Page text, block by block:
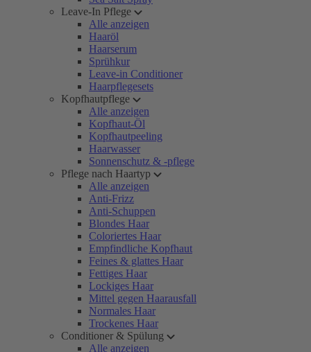
Leave-In Pflege
Alle anzeigen
Haaröl
Haarserum
Sprühkur
Leave-in Conditioner
Haarpflegesets
Kopfhautpflege
Alle anzeigen
Kopfhaut-Öl
Kopfhautpeeling
Haarwasser
Sonnenschutz & -pflege
Pflege nach Haartyp
Alle anzeigen
Anti-Frizz
Anti-Schuppen
Blondes Haar
Coloriertes Haar
Empfindliche Kopfhaut
Feines & glattes Haar
Fettiges Haar
Lockiges Haar
Mittel gegen Haarausfall
Normales Haar
Trockenes Haar
Conditioner & Spülung
Alle anzeigen